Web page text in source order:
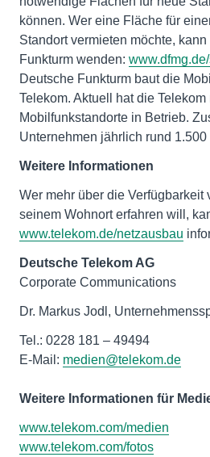
können. Wer eine Fläche für
Standort vermieten möchte,
Funkturm wenden:
Deutsche Funkturm baut die
Telekom. Aktuell hat die
Mobilfunkstandorte in Betrieb.
Unternehmen jährlich rund
Weitere Informationen
Wer mehr über die Verfügbarkeit
seinem Wohnort erfahren will,
www.telekom.de/netzausbau
Deutsche Telekom AG
Corporate Communications
Dr. Markus Jodl,
Tel.: 0228 181 – 49494
E-Mail: medien@telekom.de
Weitere Informationen für
www.telekom.com/medien
www.telekom.com/fotos